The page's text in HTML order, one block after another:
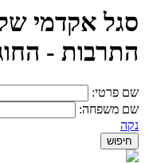
סגל אקדמי
התרבות -
שם פרטי:
שם משפחה:
נקה